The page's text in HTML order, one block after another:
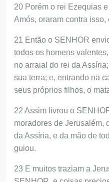
20 Porém o rei Ezequias
Amós, oraram contra isso,
21 Então o SENHOR
todos os homens
no arraial do rei da
sua terra; e, entrando na
seus próprios filhos, o
22 Assim livrou o
moradores de Jerusalém,
da Assíria, e da mão de
guiou.
23 E muitos traziam a